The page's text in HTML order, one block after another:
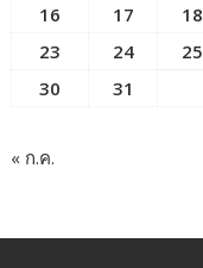
16
17 18
23
24 25
30
31
« ก.ค.